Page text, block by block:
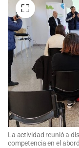
La actividad reunió a
competencia en el